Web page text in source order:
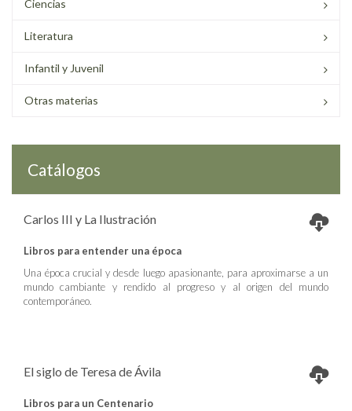
Ciencias
Literatura
Infantil y Juvenil
Otras materias
Catálogos
Carlos III y La Ilustración
Libros para entender una época
Una época crucial y desde luego apasionante, para aproximarse a un
mundo cambiante y rendido al progreso y al origen del mundo
contemporáneo.
El siglo de Teresa de Ávila
Libros para un Centenario